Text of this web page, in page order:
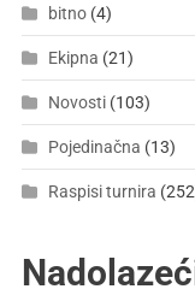
bitno(4)
Ekipna (21)
Novosti(103)
Pojedinačna (13)
Raspisi turnira